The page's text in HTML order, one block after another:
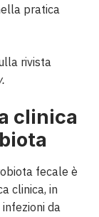
pratica
rivista
clinica
fecale è
clinica, in
da